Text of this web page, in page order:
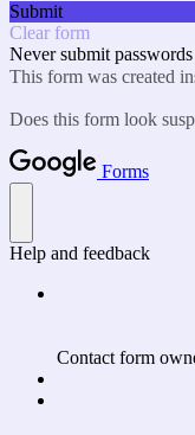
Submit
Clear form
Never submit
This form was created
Does this form look
Forms
Help and feedback
Contact form